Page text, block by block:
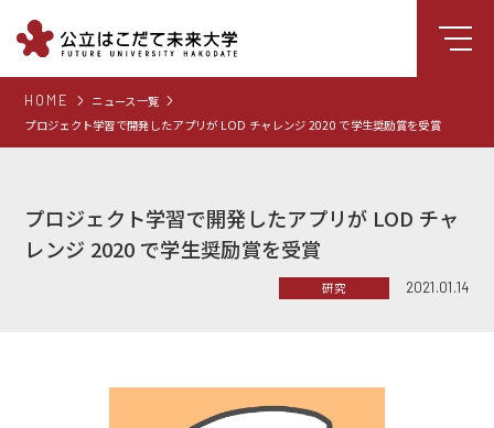
大学について
就職支援
HOME
ニュース一覧
プロジェクト学習で開発したアプリが LOD チャレンジ 2020 で学生奨励賞を受賞
プロジェクト学習で開発したアプリが LOD チャ
レンジ 2020 で学生奨励賞を受賞
研究 2021.01.14